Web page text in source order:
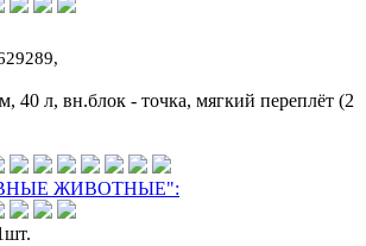
40 л, вн.блок - точка, мягкий переплёт (2
ЖИВОТНЫЕ":